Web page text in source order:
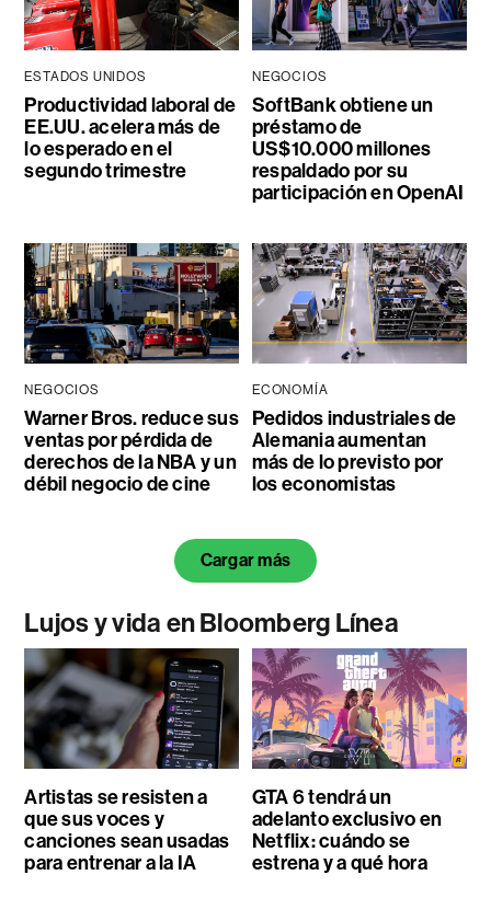
ESTADOS UNIDOS
Productividad laboral de
EE.UU. acelera más de
lo esperado en el
segundo trimestre
NEGOCIOS
SoftBank obtiene un
préstamo de
US$10.000 millones
respaldado por su
participación en OpenAI
NEGOCIOS
Warner Bros. reduce sus
ventas por pérdida de
derechos de la NBA y un
débil negocio de cine
ECONOMÍA
Pedidos industriales de
Alemania aumentan
más de lo previsto por
los economistas
Cargar más
Lujos y vida en Bloomberg Línea
Artistas se resisten a
que sus voces y
canciones sean usadas
para entrenar a la IA
GTA 6 tendrá un
adelanto exclusivo en
Netflix: cuándo se
estrena y a qué hora